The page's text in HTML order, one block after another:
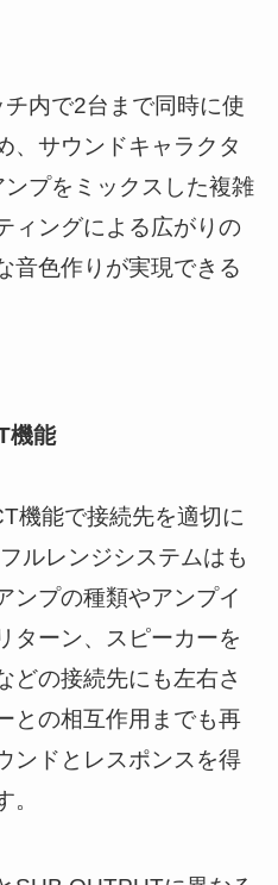
内で2台まで同時に使
、サウンドキャラクタ
プをミックスした複雑
ィングによる広がりの
音色作りが実現できる
機能
機能で接続先を適切に
ルレンジシステムはも
ンプの種類やアンプイ
ターン、スピーカーを
どの接続先にも左右さ
との相互作用までも再
ンドとレスポンスを得